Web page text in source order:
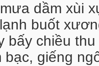
dầm xùi
buốt
bấy chiều thu
bạc, giếng